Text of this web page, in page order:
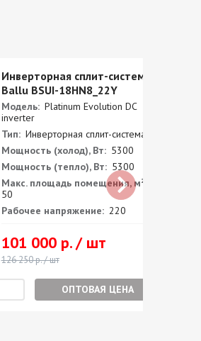
Инверторная сплит-система
Ballu BSUI-18HN8_22Y
Модель: Platinum Evolution DC
inverter
Тип: Инверторная сплит-система
Мощность (холод), Вт: 5300
Мощность (тепло), Вт: 5300
Макс. площадь помещения, м²:
50
Рабочее напряжение: 220
101 000 р. / шт
126 250 р. / шт
ОПТОВАЯ ЦЕНА